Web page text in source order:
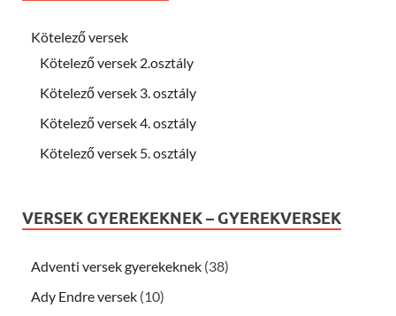
Kötelező versek
Kötelező versek 2.osztály
Kötelező versek 3. osztály
Kötelező versek 4. osztály
Kötelező versek 5. osztály
VERSEK GYEREKEKNEK – GYEREKVERSEK
Adventi versek gyerekeknek (38)
Ady Endre versek (10)